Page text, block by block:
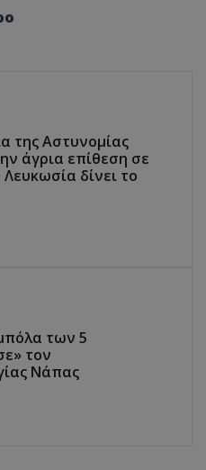
της Αστυνομίας
άγρια επίθεση σε
δίνει το
των 5
τον
Νάπας